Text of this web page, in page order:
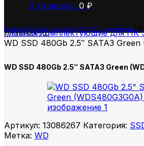
0 товаров / 0 ₽
Главная Комплектующие для ПК SSD-накопителиWD
(WDS480G3G0A)
ГлавнаяКомплектующие для ПК
WD SSD 480Gb 2.5″ SATA3
WD SSD 480Gb 2.5″ SATA3 Green
Артикул: 13086267 Категория:
Метка: WD